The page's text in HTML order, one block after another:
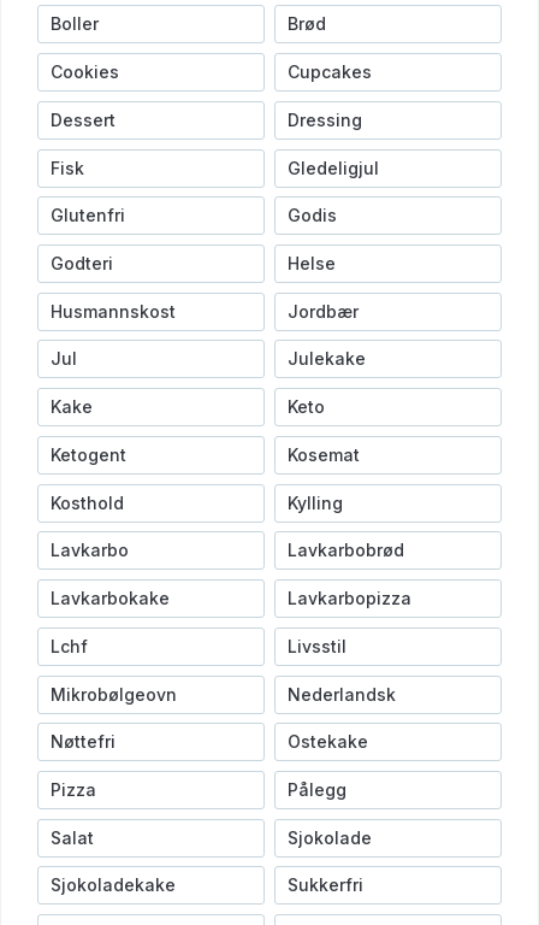
Boller Brød
Cookies Cupcakes
Dessert Dressing
Fisk Gledeligjul
Glutenfri Godis
Godteri Helse
Husmannskost Jordbær
Jul Julekake
Kake Keto
Ketogent Kosemat
Kosthold Kylling
Lavkarbo Lavkarbobrød
Lavkarbokake Lavkarbopizza
Lchf Livsstil
Mikrobølgeovn Nederlandsk
Nøttefri Ostekake
Pizza Pålegg
Salat Sjokolade
Sjokoladekake Sukkerfri